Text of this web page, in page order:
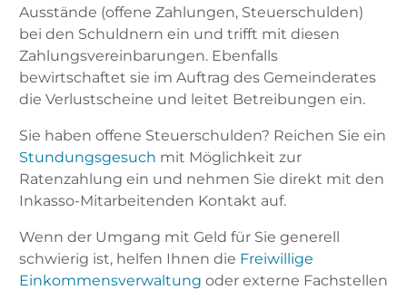
Ausstände (offene Zahlungen, Steuerschulden)
bei den Schuldnern ein und trifft mit diesen
Zahlungsvereinbarungen. Ebenfalls
bewirtschaftet sie im Auftrag des Gemeinderates
die Verlustscheine und leitet Betreibungen ein.
Sie haben offene Steuerschulden? Reichen Sie ein
Stundungsgesuch mit Möglichkeit zur
Ratenzahlung ein und nehmen Sie direkt mit den
Inkasso-Mitarbeitenden Kontakt auf.
Wenn der Umgang mit Geld für Sie generell
schwierig ist, helfen Ihnen die Freiwillige
Einkommensverwaltung oder externe Fachstellen